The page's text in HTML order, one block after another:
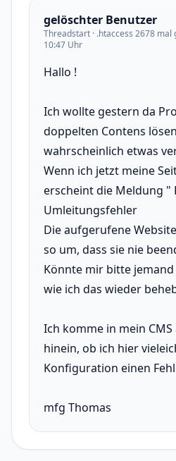
gelöschter Benutzer
Threadstart · .htaccess 2678 mal
10:47 Uhr
Hallo !
Ich wollte gestern da
doppelten Contens
wahrscheinlich etwas
Wenn ich jetzt meine
erscheint die Meldung "
Umleitungsfehler
Die aufgerufene
so um, dass sie nie
Könnte mir bitte
wie ich das wieder
Ich komme in mein
hinein, ob ich hier
Konfiguration einen
mfg Thomas